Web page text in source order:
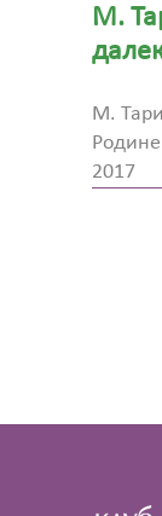
М.
М.
2017